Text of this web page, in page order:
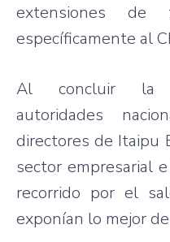
extensiones de
específicamente al
Al concluir la
autoridades
directores de Itaipu
sector empresarial
recorrido por el
exponían lo mejor